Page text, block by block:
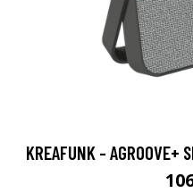
KREAFUNK - AGROOVE+